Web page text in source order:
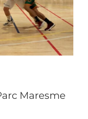
Maresme